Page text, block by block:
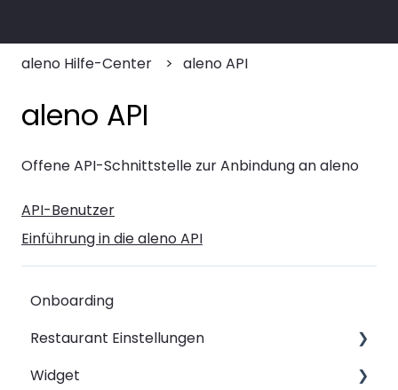
aleno Hilfe-Center aleno API
aleno API
Offene API-Schnittstelle zur Anbindung an aleno
API-Benutzer
Einführung in die aleno API
Onboarding
Restaurant Einstellungen
Schichten
Widget